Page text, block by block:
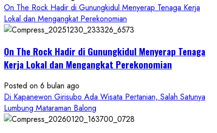
On The Rock Hadir di Gunungkidul Menyerap Tenaga Kerja
Lokal dan Mengangkat Perekonomian
On The Rock Hadir di Gunungkidul Menyerap Tenaga
Kerja Lokal dan Mengangkat Perekonomian
Posted on 6 bulan ago
Di Kapanewon Girisubo Ada Wisata Pertanian, Salah Satunya
Lumbung Mataraman Balong